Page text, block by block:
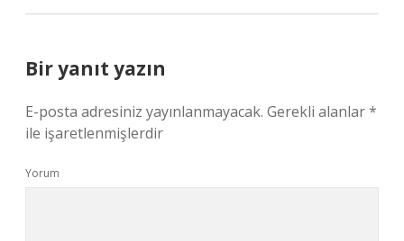
Bir yanıt yazın
E-posta adresiniz yayınlanmayacak. Gerekli alanlar*
ile işaretlenmişlerdir
Yorum